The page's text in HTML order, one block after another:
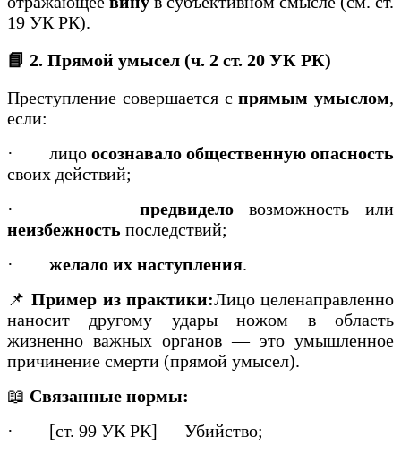
19 УК РК).
📘 2. Прямой умысел (ч. 2 ст. 20 УК РК)
Преступление совершается спрямым умыслом,
если:
· лицо осознавало общественную опасность
своих действий;
· предвиделовозможность или
неизбежность последствий;
· желало их наступления.
📌Пример из практики:Лицо целенаправленно
наносит другому удары ножом в область
жизненно важных органов — это умышленное
причинение смерти (прямой умысел).
📖 Связанные нормы:
· [ст. 99 УК РК] — Убийство;